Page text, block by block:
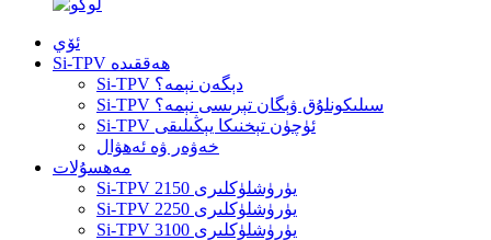
ئۆي
Si-TPV ھەققىدە
Si-TPV دېگەن نېمە؟
Si-TPV سىلىكونلۇق ۋېگان تېرىسى نېمە؟
Si-TPV ئۈچۈن تېخنىكا يېڭىلىقى
خەۋەر ۋە ئەھۋال
مەھسۇلات
Si-TPV 2150 يۈرۈشلۈكلىرى
Si-TPV 2250 يۈرۈشلۈكلىرى
Si-TPV 3100 يۈرۈشلۈكلىرى